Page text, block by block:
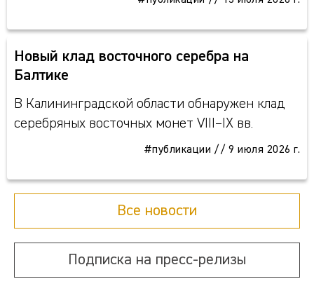
Новый клад восточного серебра на
Балтике
В Калининградской области обнаружен клад
серебряных восточных монет VIII–IX вв.
#публикации // 9 июля 2026 г.
Все новости
Подписка на пресс-релизы